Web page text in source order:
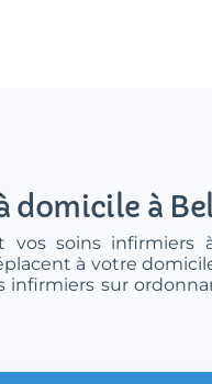
domicile à
soins
à votre
infirmiers sur